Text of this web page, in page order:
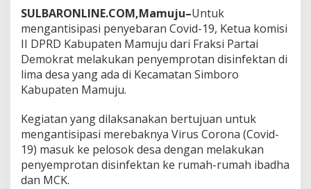
u
j
u
L
a
k
n
P
e
n
y
SULBARONLINE.COM,Mamuju–Untuk
mengantisipasi penyebaran Covid-19, Ketua komisi
II DPRD Kabupaten Mamuju dari Fraksi Partai
Demokrat melakukan penyemprotan disinfektan di
lima desa yang ada di Kecamatan Simboro
Kabupaten Mamuju.
Kegiatan yang dilaksanakan bertujuan untuk
mengantisipasi merebaknya Virus Corona (Covid-
19) masuk ke pelosok desa dengan melakukan
penyemprotan disinfektan ke rumah-rumah ibadha
dan MCK.